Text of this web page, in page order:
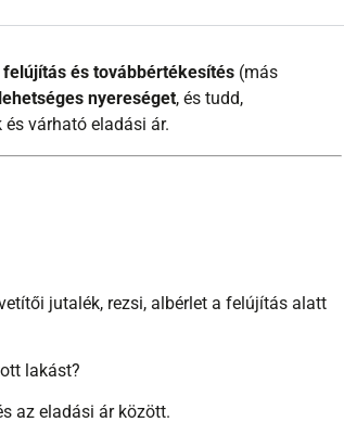
és továbbértékesítés (más
lehetséges nyereséget, és tudd,
várható eladási ár.
jutalék, rezsi, albérlet a felújítás alatt
lakást?
az eladási ár között.